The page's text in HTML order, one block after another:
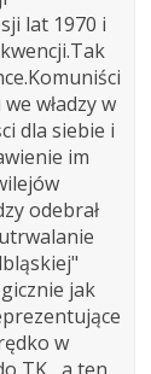
lat 1970 i
władzy w
dla siebie i
im
odebrał
jak
w
TK , a ten